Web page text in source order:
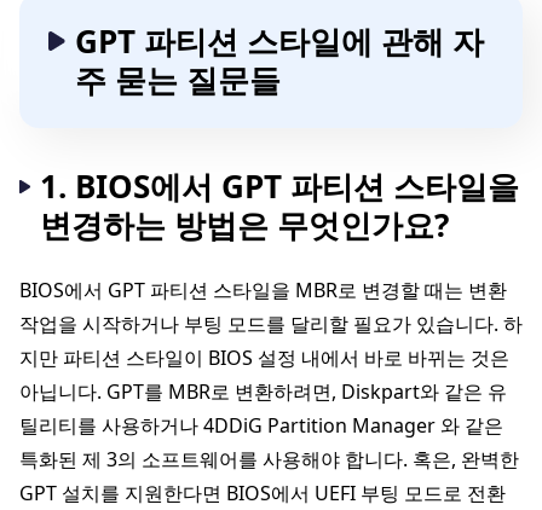
GPT 파티션 스타일에 관해 자
주 묻는 질문들
1. BIOS에서 GPT 파티션 스타일을
변경하는 방법은 무엇인가요?
BIOS에서 GPT 파티션 스타일을 MBR로 변경할 때는 변환
작업을 시작하거나 부팅 모드를 달리할 필요가 있습니다. 하
지만 파티션 스타일이 BIOS 설정 내에서 바로 바뀌는 것은
아닙니다. GPT를 MBR로 변환하려면, Diskpart와 같은 유
틸리티를 사용하거나 4DDiG Partition Manager 와 같은
특화된 제 3의 소프트웨어를 사용해야 합니다. 혹은, 완벽한
GPT 설치를 지원한다면 BIOS에서 UEFI 부팅 모드로 전환